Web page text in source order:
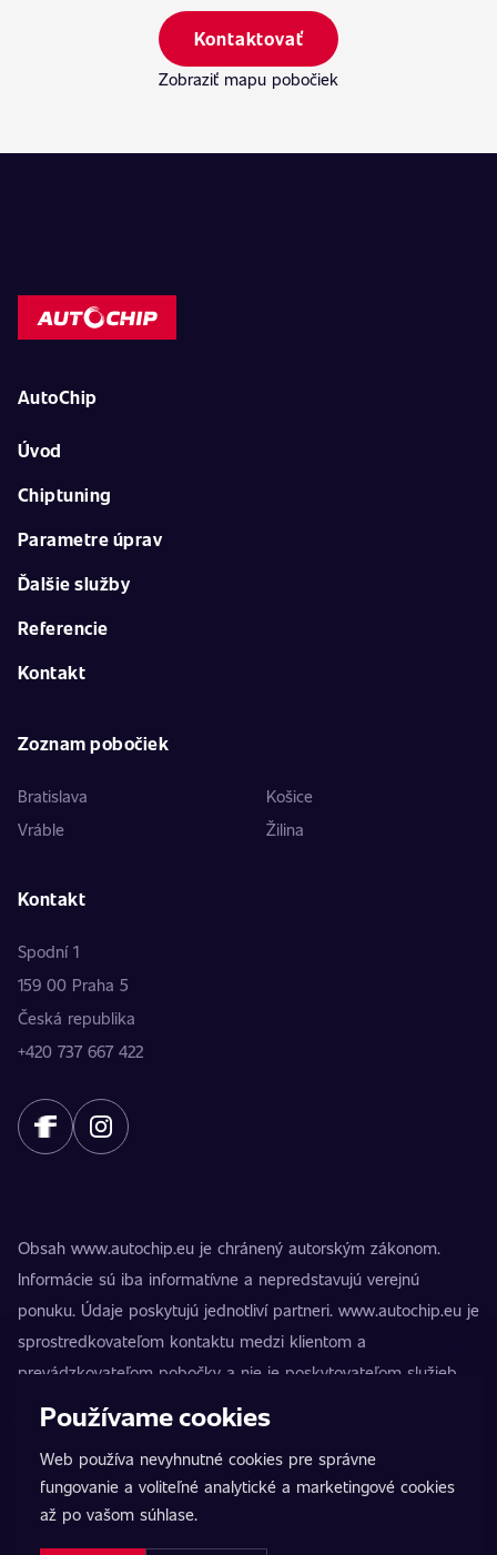
Kontaktovať
Zobraziť mapu pobočiek
AutoChip
Úvod
Chiptuning
Parametre úprav
Ďalšie služby
Referencie
Kontakt
Zoznam pobočiek
Bratislava
Košice
Vráble
Žilina
Kontakt
Spodní 1
159 00 Praha 5
Česká republika
+420 737 667 422
Obsah www.autochip.eu je chránený autorským zákonom.
Informácie sú iba informatívne a nepredstavujú verejnú
ponuku. Údaje poskytujú jednotliví partneri. www.autochip.eu je
sprostredkovateľom kontaktu medzi klientom a
prevádzkovateľom pobočky a nie je poskytovateľom služieb.
AutoChip® je registrovaná ochranná známka Petra Kučeru.
technickej nespôsobilosti vozidla na premávku na pozemných
komunikáciách. Presné informácie vždy poskytuje konkrétny
prevádzkovateľ pobočky.
Používame cookies
Web používa nevyhnutné cookies pre správne
fungovanie a voliteľné analytické a marketingové cookies
až po vašom súhlase.